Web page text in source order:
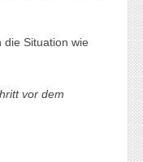
die Situation wie
vor dem